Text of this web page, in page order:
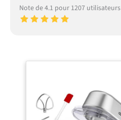
Note de 4.1 pour 1207 utilisateurs